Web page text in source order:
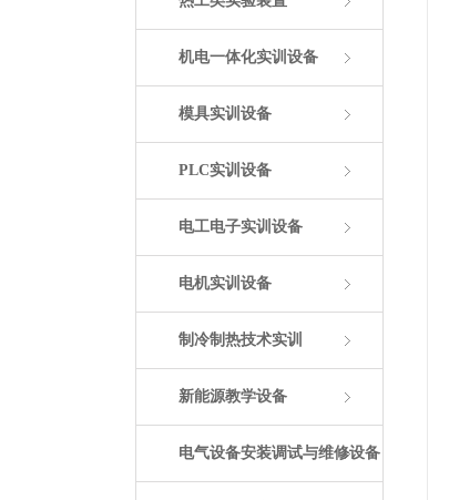
机电一体化实训设备
模具实训设备
PLC实训设备
电工电子实训设备
电机实训设备
制冷制热技术实训
新能源教学设备
电气设备安装调试与维修设备